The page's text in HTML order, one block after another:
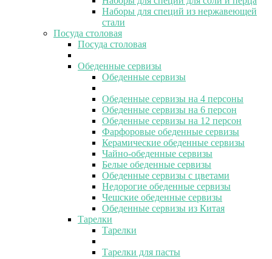
Наборы для специй из нержавеющей
стали
Посуда столовая
Посуда столовая
Обеденные сервизы
Обеденные сервизы
Обеденные сервизы на 4 персоны
Обеденные сервизы на 6 персон
Обеденные сервизы на 12 персон
Фарфоровые обеденные сервизы
Керамические обеденные сервизы
Чайно-обеденные сервизы
Белые обеденные сервизы
Обеденные сервизы с цветами
Недорогие обеденные сервизы
Чешские обеденные сервизы
Обеденные сервизы из Китая
Тарелки
Тарелки
Тарелки для пасты